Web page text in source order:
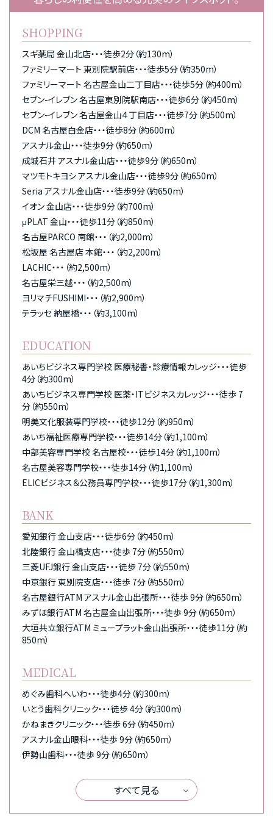
SHOPPING
スギ薬局 金山北店・・・徒歩2分（約130m）
ファミリーマート 東別院駅前店・・・徒歩5分（約350m）
ファミリーマート 名古屋金山二丁目店・・・徒歩5分（約400m）
セブン-イレブン 名古屋東別院駅南店・・・徒歩6分（約450m）
セブン-イレブン 名古屋金山４丁目店・・・徒歩7分（約500m）
DCM 名古屋白金店・・・徒歩8分（約600m）
アスナル金山・・・徒歩9分（約650m）
成城石井 アスナル金山店・・・徒歩9分（約650m）
マツモトキヨシ アスナル金山店・・・徒歩9分（約650m）
Seria アスナル金山店・・・徒歩9分（約650m）
イオン 金山店・・・徒歩9分（約700m）
μPLAT 金山・・・徒歩11分（約850m）
名古屋PARCO 南館・・・（約2,000m）
松坂屋 名古屋店 本館・・・（約2,200m）
LACHIC・・・（約2,500m）
名古屋栄三越・・・（約2,500m）
ヨリマチFUSHIMI・・・（約2,900m）
テラッセ 納屋橋・・・（約3,100m）
EDUCATION
あいちビジネス専門学校 医療秘書・診療情報カレッジ・・・徒歩
4分（約300m）
あいちビジネス専門学校 医薬・ITビジネスカレッジ・・・徒歩 7
分（約550m）
明美文化服装専門学校・・・徒歩12分（約950m）
あいち福祉医療専門学校・・・徒歩14分（約1,100m）
中部美容専門学校 名古屋校・・・徒歩14分（約1,100m）
名古屋美容専門学校・・・徒歩14分（約1,100m）
ELICビジネス＆公務員専門学校・・・徒歩17分（約1,300m）
BANK
愛知銀行 金山支店・・・徒歩6分（約450m）
北陸銀行 金山橋支店・・・徒歩 7分（約550m）
三菱UFJ銀行 金山支店・・・徒歩 7分（約550m）
中京銀行 東別院支店・・・徒歩 7分（約550m）
名古屋銀行ATM アスナル金山出張所・・・徒歩 9分（約650m）
みずほ銀行ATM 名古屋金山出張所・・・徒歩 9分（約650m）
大垣共立銀行ATM ミュープラット金山出張所・・・徒歩11分（約
850m）
MEDICAL
めぐみ歯科へいわ・・・徒歩4分（約300m）
いとう歯科クリニック・・・徒歩 4分（約300m）
かねまきクリニック・・・徒歩 6分（約450m）
アスナル金山眼科・・・徒歩 9分（約650m）
伊勢山歯科・・・徒歩 9分（約650m）
すべて見る